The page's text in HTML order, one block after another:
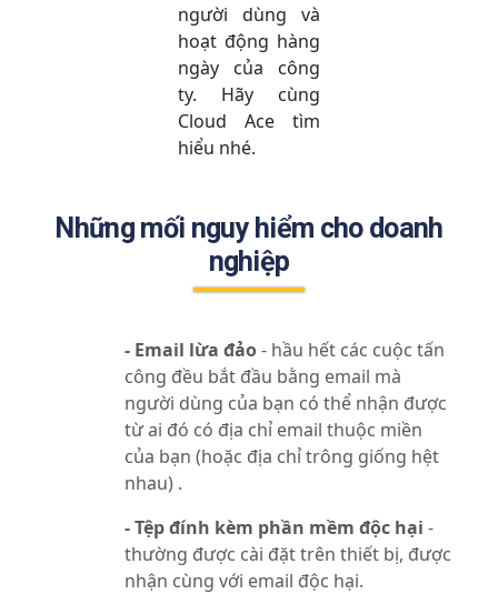
người dùng và
hoạt động hàng
ngày của công
ty. Hãy cùng
Cloud Ace tìm
hiểu nhé.
Những mối nguy hiểm cho doanh
nghiệp
- Email lừa đảo- hầu hết các cuộc tấn
công đều bắt đầu bằng email mà
người dùng của bạn có thể nhận được
từ ai đó có địa chỉ email thuộc miền
của bạn (hoặc địa chỉ trông giống hệt
nhau) .
- Tệp đính kèm phần mềm độc hại -
thường được cài đặt trên thiết bị, được
nhận cùng với email độc hại.